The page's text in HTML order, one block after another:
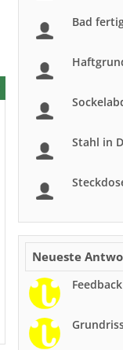
Bad
Stahl in
Neueste